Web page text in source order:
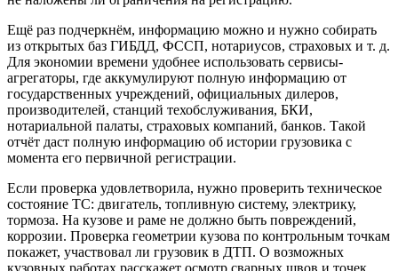
Ещё раз подчеркнём, информацию можно и нужно собирать
из открытых баз ГИБДД, ФССП, нотариусов, страховых и т. д.
Для экономии времени удобнее использовать сервисы-
агрегаторы, где аккумулируют полную информацию от
государственных учреждений, официальных дилеров,
производителей, станций техобслуживания, БКИ,
нотариальной палаты, страховых компаний, банков. Такой
отчёт даст полную информацию об истории грузовика с
момента его первичной регистрации.
Если проверка удовлетворила, нужно проверить техническое
состояние ТС: двигатель, топливную систему, электрику,
тормоза. На кузове и раме не должно быть повреждений,
коррозии. Проверка геометрии кузова по контрольным точкам
покажет, участвовал ли грузовик в ДТП. О возможных